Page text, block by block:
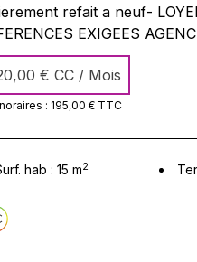
refait a neuf- LOYER : 420 €
€ CC / Mois
: 195,00 € TTC
hab : 15 m2